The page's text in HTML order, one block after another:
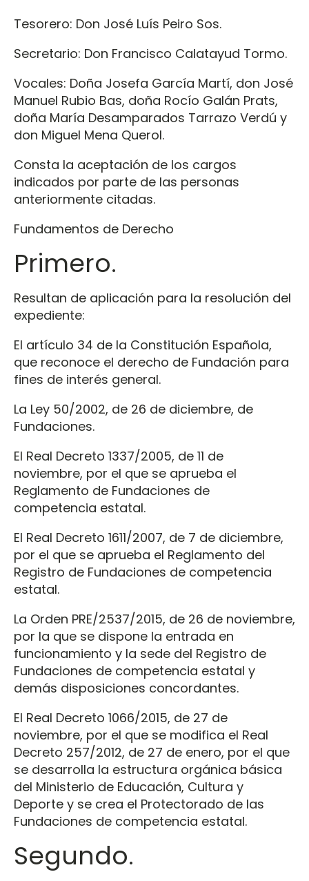
Tesorero: Don José Luís Peiro Sos.
Secretario: Don Francisco Calatayud Tormo.
Vocales: Doña Josefa García Martí, don José
Manuel Rubio Bas, doña Rocío Galán Prats,
doña María Desamparados Tarrazo Verdú y
don Miguel Mena Querol.
Consta la aceptación de los cargos
indicados por parte de las personas
anteriormente citadas.
Fundamentos de Derecho
Primero.
Resultan de aplicación para la resolución del
expediente:
El artículo 34 de la Constitución Española,
que reconoce el derecho de Fundación para
fines de interés general.
La Ley 50/2002, de 26 de diciembre, de
Fundaciones.
El Real Decreto 1337/2005, de 11 de
noviembre, por el que se aprueba el
Reglamento de Fundaciones de
competencia estatal.
El Real Decreto 1611/2007, de 7 de diciembre,
por el que se aprueba el Reglamento del
Registro de Fundaciones de competencia
estatal.
La Orden PRE/2537/2015, de 26 de noviembre,
por la que se dispone la entrada en
funcionamiento y la sede del Registro de
Fundaciones de competencia estatal y
demás disposiciones concordantes.
El Real Decreto 1066/2015, de 27 de
noviembre, por el que se modifica el Real
Decreto 257/2012, de 27 de enero, por el que
se desarrolla la estructura orgánica básica
del Ministerio de Educación, Cultura y
Deporte y se crea el Protectorado de las
Fundaciones de competencia estatal.
Segundo.